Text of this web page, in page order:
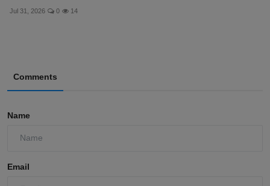
Jul 31, 2026 0 14
Comments
Name
Email